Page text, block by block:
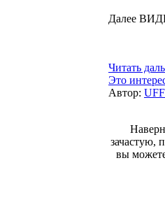
Далее
Читать
Это
Автор:
зачастую,
вы